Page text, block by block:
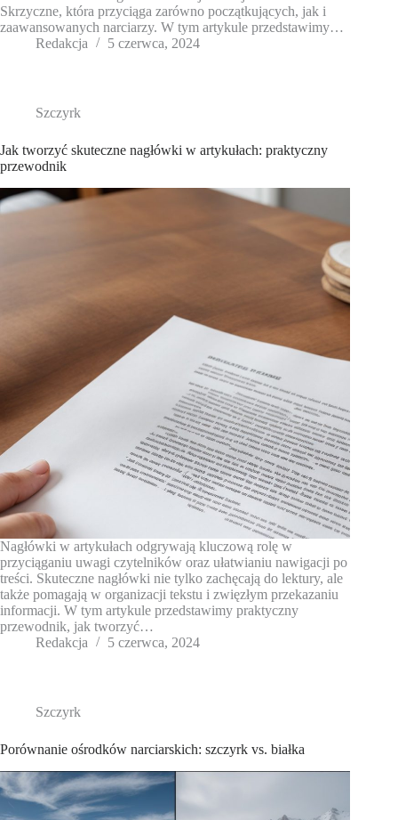
Skrzyczne, która przyciąga zarówno początkujących, jak i
zaawansowanych narciarzy. W tym artykule przedstawimy…
Redakcja
5 czerwca, 2024
Szczyrk
Jak tworzyć skuteczne nagłówki w artykułach: praktyczny
przewodnik
Nagłówki w artykułach odgrywają kluczową rolę w
przyciąganiu uwagi czytelników oraz ułatwianiu nawigacji po
treści. Skuteczne nagłówki nie tylko zachęcają do lektury, ale
także pomagają w organizacji tekstu i zwięzłym przekazaniu
informacji. W tym artykule przedstawimy praktyczny
przewodnik, jak tworzyć…
Redakcja
5 czerwca, 2024
Szczyrk
Porównanie ośrodków narciarskich: szczyrk vs. białka